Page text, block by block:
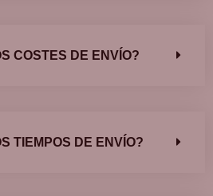
COSTES DE ENVÍO?
TIEMPOS DE ENVÍO?